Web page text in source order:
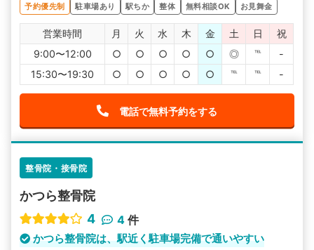
予約優先制
駐車場あり 駅ちか 整体 無料相談OK お見舞金
営業時間 月 火 水 木 金 土 日
祝
9:00〜12:00
○ ○ ○ ○ ○ ◎ ℡
-
15:30〜19:30
○ ○ ○ ○ ○ ℡ ℡ -
電話で無料予約をする
整骨院・接骨院
かつら整骨院
4
4 件
かつら整骨院は、駅近く駐車場完備で通いやすい